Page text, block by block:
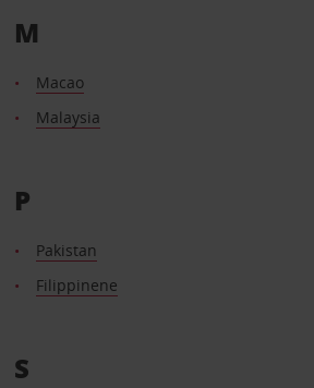
M
Macao
Malaysia
P
Pakistan
Filippinene
S